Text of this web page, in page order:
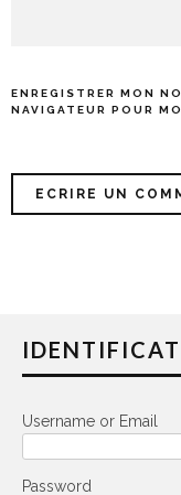
ENREGISTRER MON
NAVIGATEUR POUR
Username or Email
Password